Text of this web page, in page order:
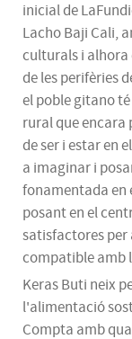
inicial de
Lacho Baji Cali,
culturals i alhora
de les perifèries
el poble gitano
rural que encara
de ser i estar en
a imaginar i
fonamentada en
posant en el
satisfactores per
compatible amb
Keras Buti neix
l'alimentació
Compta amb